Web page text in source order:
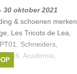
30 oktober 2021
& schoenen merken
Les Tricots de Lea,
Schneiders,
Academia,